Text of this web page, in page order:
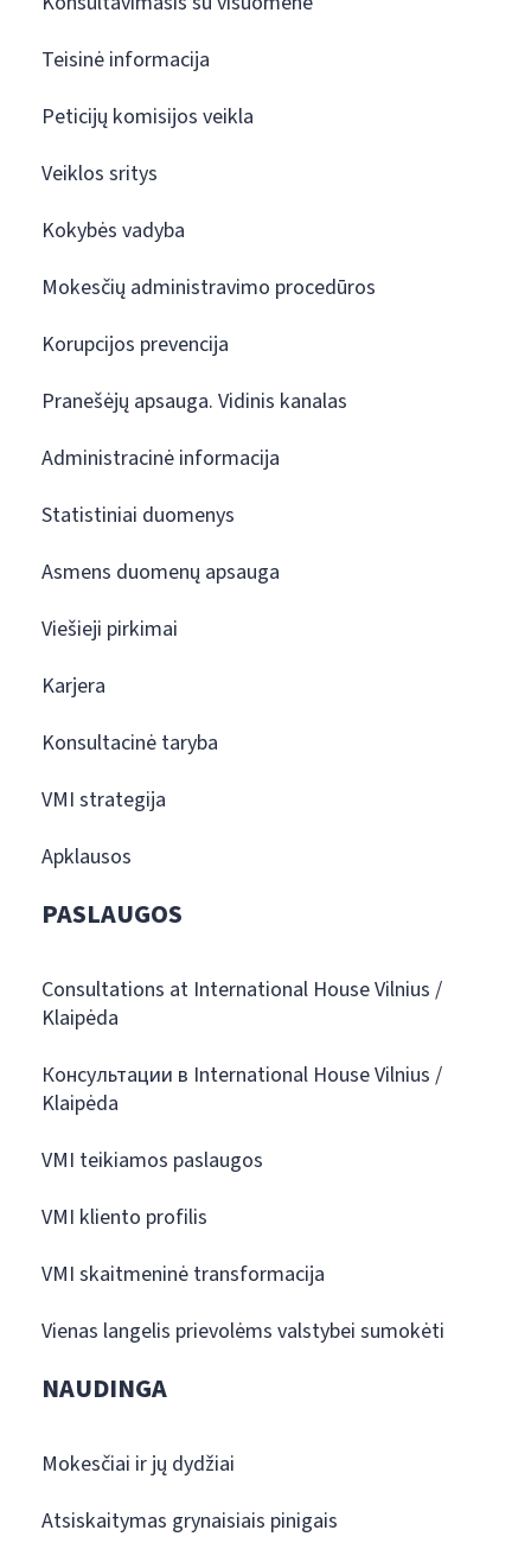
Teisinė informacija
Peticijų komisijos veikla
Veiklos sritys
Kokybės vadyba
Mokesčių administravimo procedūros
Korupcijos prevencija
Pranešėjų apsauga. Vidinis kanalas
Administracinė informacija
Statistiniai duomenys
Asmens duomenų apsauga
Viešieji pirkimai
Karjera
Konsultacinė taryba
VMI strategija
Apklausos
PASLAUGOS
Consultations at International House Vilnius /
Klaipėda
Консультации в International House Vilnius /
Klaipėda
VMI teikiamos paslaugos
VMI kliento profilis
VMI skaitmeninė transformacija
Vienas langelis prievolėms valstybei sumokėti
NAUDINGA
Mokesčiai ir jų dydžiai
Atsiskaitymas grynaisiais pinigais